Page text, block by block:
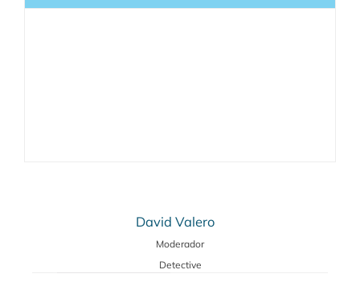
David Valero
Moderador
Detective